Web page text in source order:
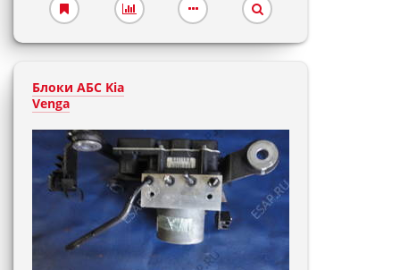
Блоки АБС Kia
Venga